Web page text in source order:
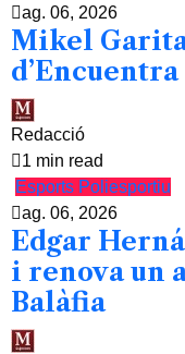
ag. 06, 2026
Mikel
d’Encuentra
Redacció
1 min read
Esports Poliesportiu
ag. 06, 2026
Edgar
i renova un
Balàfia